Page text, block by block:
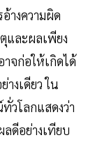
างความผิด
และผลเพียง
าจก่อให้เกิดได้
งเดียว ใน
วโลกแสดงว่า
ดีอย่างเทียบ